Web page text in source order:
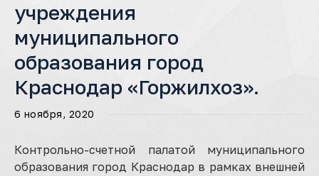
учреждения
муниципального
образования город
Краснодар «Горжилхоз».
6 ноября, 2020
Контрольно-счетной палатой муниципального
образования город Краснодар в рамках внешней